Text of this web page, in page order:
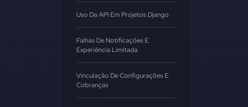
Uso Da API Em Projetos Django
Falhas De Notificações E
Experiência Limitada
Vinculação De Configurações E
Cobranças